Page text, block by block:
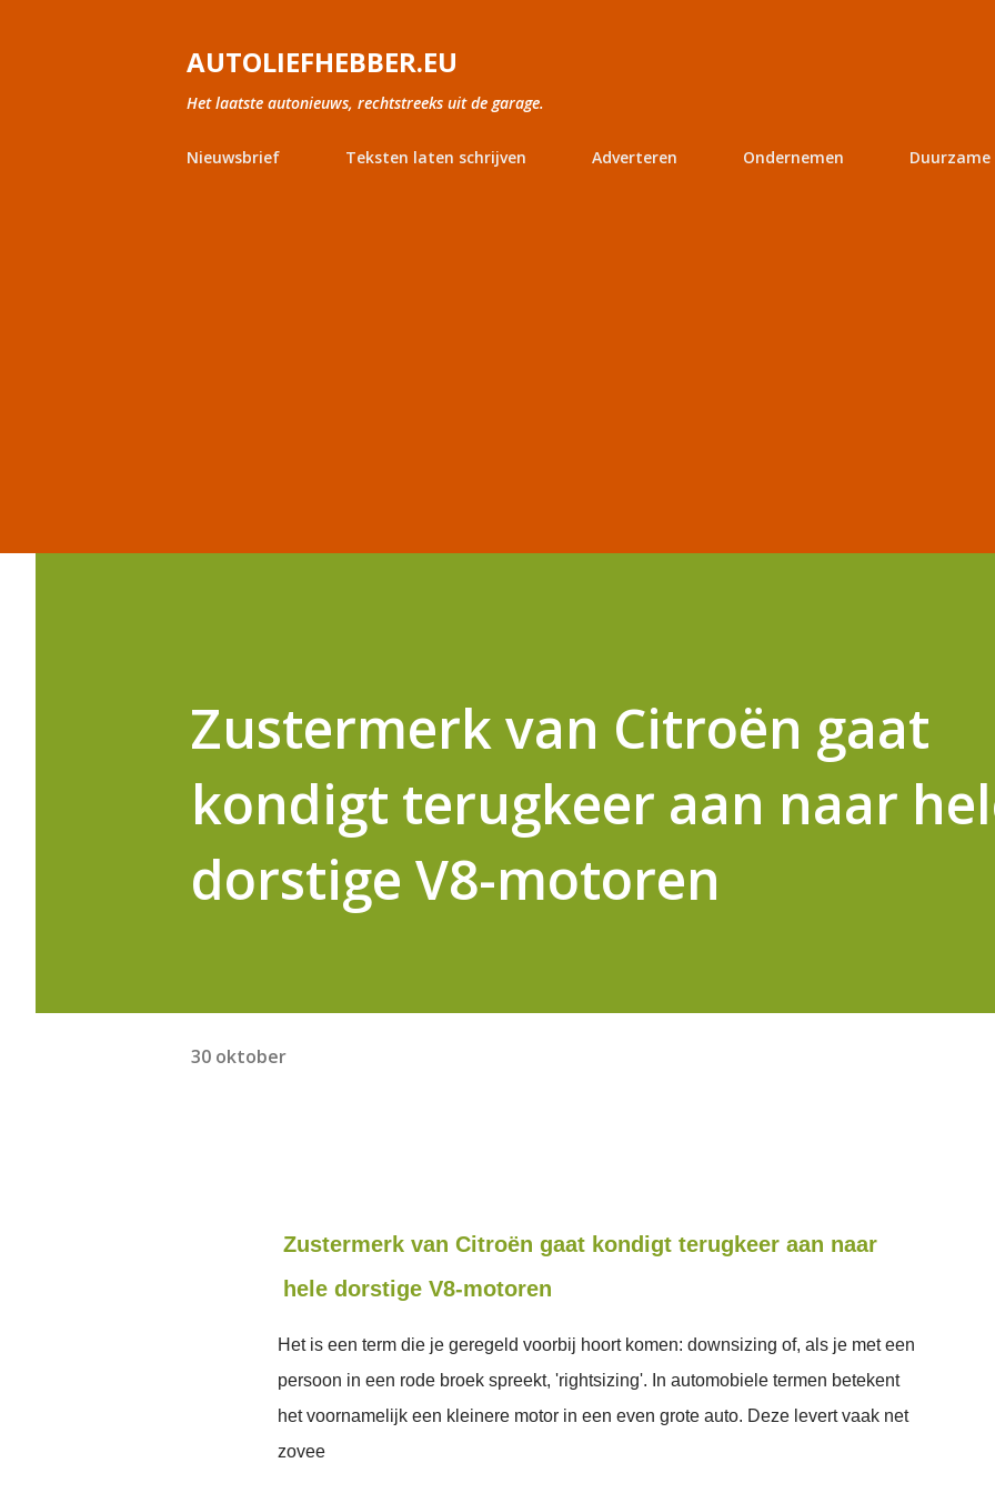
AUTOLIEFHEBBER.EU
Het laatste autonieuws, rechtstreeks uit de garage.
Nieuwsbrief Teksten laten schrijven Adverteren Ondernemen Duurzame
Zustermerk van Citroën gaat
kondigt terugkeer aan naar
dorstige V8-motoren
30 oktober
Zustermerk van Citroën gaat kondigt terugkeer aan naar
hele dorstige V8-motoren
Het is een term die je geregeld voorbij hoort komen: downsizing of, als je met een
persoon in een rode broek spreekt, 'rightsizing'. In automobiele termen betekent
het voornamelijk een kleinere motor in een even grote auto. Deze levert vaak net
zovee